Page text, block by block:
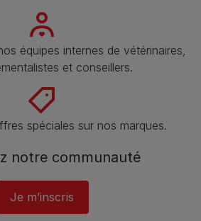
équipes internes de vétérinaires,
et conseillers.
spéciales sur nos marques.
notre communauté
Je m’inscris